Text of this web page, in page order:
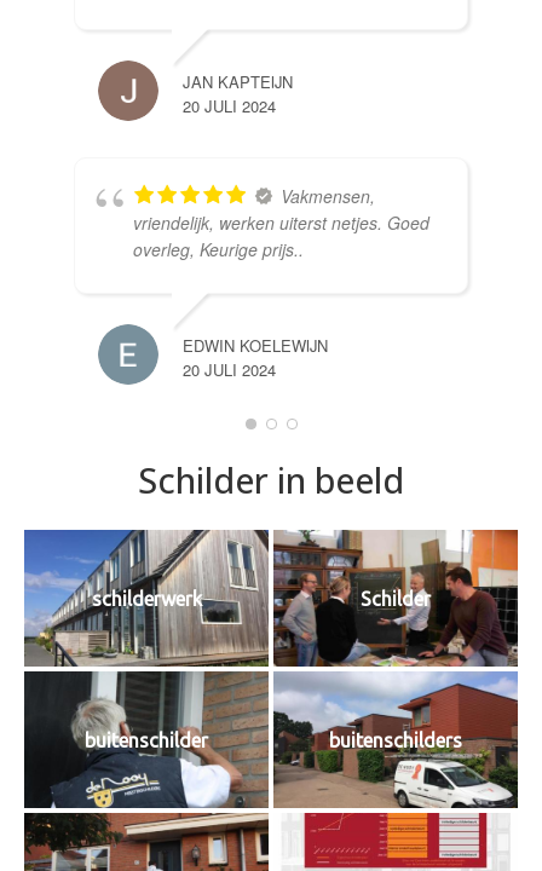
JAN KAPTEIJN
20 JULI 2024
Vakmensen,
vriendelijk, werken uiterst netjes. Goed
overleg, Keurige prijs..
EDWIN KOELEWIJN
20 JULI 2024
Schilder in beeld
schilderwerk Schilder
buitenschilder buitenschilders